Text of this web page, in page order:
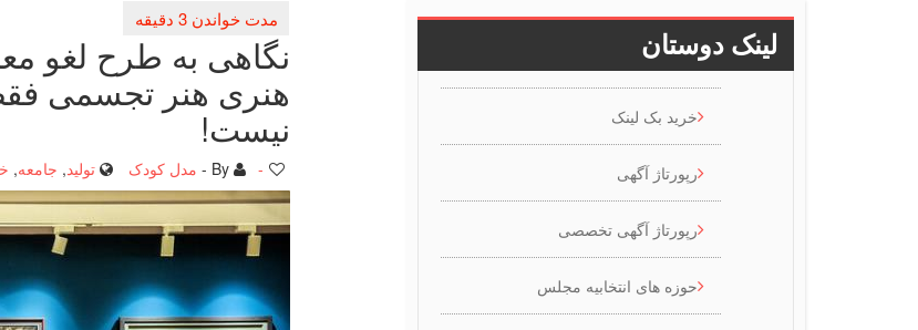
نگاهی به طرح لغو
هنری هنر تجسمی
نیست!
مدل کودک تولید, جامعه, -
لینک دوستان
خرید بک لینک
رپورتاژ آگهی
رپورتاژ آگهی تخصصی
حوزه های انتخابیه مجلس